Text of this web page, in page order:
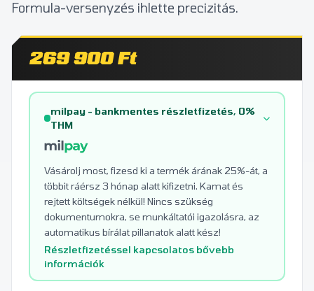
Formula-versenyzés ihlette precizitás.
269 900 Ft
milpay - bankmentes részletfizetés, 0%
THM
Vásárolj most, fizesd ki a termék árának 25%-át, a
többit ráérsz 3 hónap alatt kifizetni. Kamat és
rejtett költségek nélkül! Nincs szükség
dokumentumokra, se munkáltatói igazolásra, az
automatikus bírálat pillanatok alatt kész!
Részletfizetéssel kapcsolatos bővebb
információk